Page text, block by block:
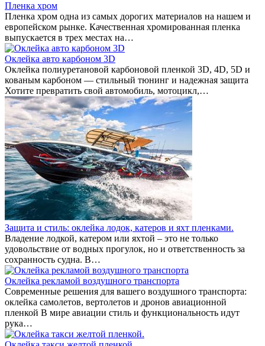
Пленка хром
Пленка хром одна из самых дорогих материалов на нашем и
европейском рынке. Качественная хромированная пленка
выпускается в трех местах на…
Оклейка авто карбоном 3D
Оклейка полиуретановой карбоновой пленкой 3D, 4D, 5D и
кованым карбоном — стильный тюнинг и надежная защита
Хотите превратить свой автомобиль, мотоцикл,…
Защита и стиль: оклейка лодок, катеров и яхт пленками.
Владение лодкой, катером или яхтой – это не только
удовольствие от водных прогулок, но и ответственность за
сохранность судна. В…
Оклейка рекламой воздушного транспорта
Современные решения для вашего воздушного транспорта:
оклейка самолетов, вертолетов и дронов авиационной
пленкой В мире авиации стиль и функциональность идут
рука…